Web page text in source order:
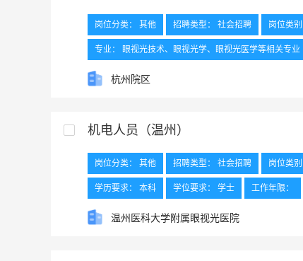
岗位分类： 其他 招聘类型： 社会招聘 岗位类
专业： 眼视光技术、眼视光学、眼视光医学等相关专业
外语要求： 具备大学英语三级或应用英语A级及以上水平
杭州院区
机电人员（温州）
岗位分类： 其他 招聘类型： 社会招聘 岗位类
学历要求： 本科 学位要求： 学士 工作年限：
工作地点： 温州
温州医科大学附属眼视光医院